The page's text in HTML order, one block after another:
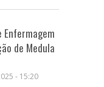
Enfermagem
de Medula
- 15:20